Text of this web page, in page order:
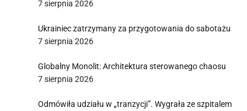
7 sierpnia 2026
Ukrainiec zatrzymany za przygotowania do sabotażu
7 sierpnia 2026
Globalny Monolit: Architektura sterowanego chaosu
7 sierpnia 2026
Odmówiła udziału w „tranzycji”. Wygrała ze szpitalem